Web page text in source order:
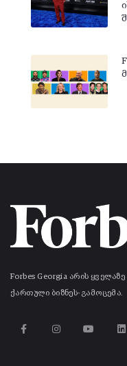
Forbes Georgia არის
ქართული ბიზნეს-გამოცემა.